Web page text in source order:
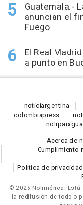
Guatemala.-
anuncian el
Fuego
El Real
a punto en
noticiargentina
colombiapress
noti
Acerca de
Cumplimiento
Política de privacidad
© 2026 Notimérica. Está
la redifusión de todo o